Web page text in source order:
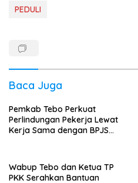
PEDULI
Baca Juga
Pemkab Tebo Perkuat
Perlindungan Pekerja Lewat
Kerja Sama dengan BPJS
Wabup Tebo dan Ketua TP
PKK Serahkan Bantuan